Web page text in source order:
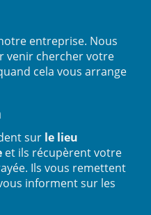
entreprise. Nous
venir chercher votre
cela vous arrange
sur le lieu
et ils récupèrent votre
Ils vous remettent
informent sur les